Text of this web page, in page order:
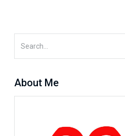
About Me